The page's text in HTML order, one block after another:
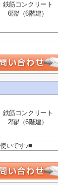
鉄筋コンクリート
6階/（6階建）
鉄筋コンクリート
2階/（6階建）
いです♪■